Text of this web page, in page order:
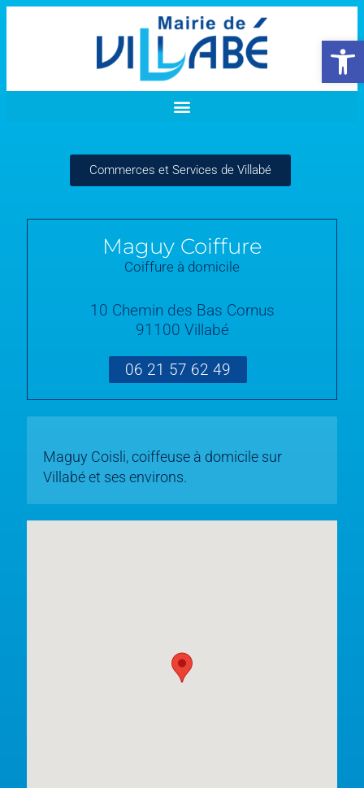
Ouvrir
Commerces et Services de Villabé
Maguy Coiffure
Coiffure à domicile
10 Chemin des Bas Cornus
91100 Villabé
06 21 57 62 49
Maguy Coisli, coiffeuse à domicile sur
Villabé et ses environs.